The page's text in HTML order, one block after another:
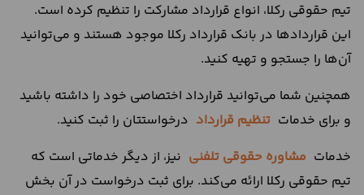
تیم حقوقی رکلا، انواع قرارداد مشارکت را تنظیم کرده است.
این قراردادها در بانک قرارداد رکلا موجود هستند و می‌توانید
آن‌ها را جستجو و تهیه کنید.
همچنین شما می‌توانید قرارداد اختصاصی خود را داشته باشید
و برای خدمات تنظیم قرارداد درخواستتان را ثبت کنید.
خدمات مشاوره حقوقی تلفنی نیز، از دیگر خدماتی است که
تیم حقوقی رکلا ارائه می‌کند. برای ثبت درخواست در آن بخش